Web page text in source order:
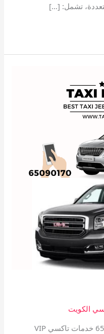
تشمل: […]
الكويت
تعريف تاكسي VIP الكويت 65090170 خدمات تاكسي VIP